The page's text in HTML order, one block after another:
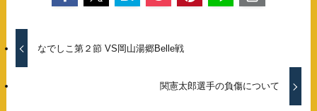
なでしこ第２節 VS岡山湯郷Belle戦
関憲太郎選手の負傷について